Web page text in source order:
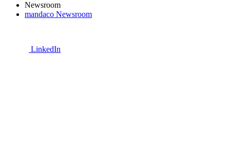
Newsroom
mandaco Newsroom
LinkedIn